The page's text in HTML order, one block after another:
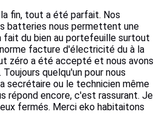
fin, tout a été parfait. Nos
batteries nous permettent une
du bien au portefeuille surtout
facture d'électricité du à la
zéro a été accepté et nous avons
quelqu'un pour nous
secrétaire ou le technicien même
répond encore, c'est rassurant. Je
fermés. Merci eko habitaitons